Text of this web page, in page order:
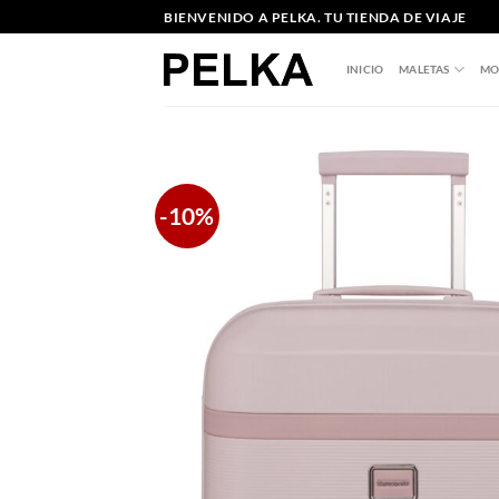
al
BIENVENIDO A PELKA. TU TIENDA DE VIAJE
INICIO MALETAS
-10%